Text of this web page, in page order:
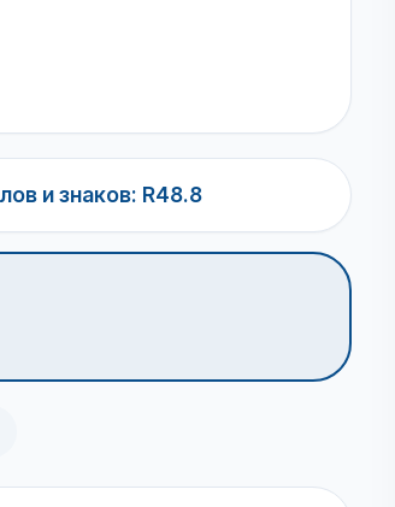
и знаков: R48.8